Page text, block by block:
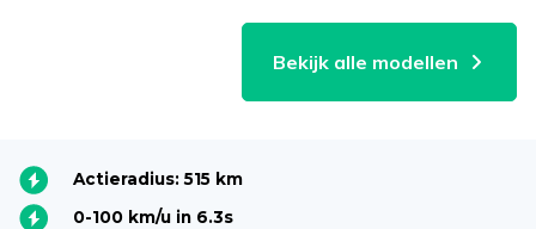
Bekijk alle modellen
Actieradius: 515 km
0-100 km/u in 6.3s